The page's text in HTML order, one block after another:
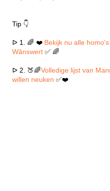
Tip 👇
ᐅ 1. 🌈 ❤️ Bekijk nu alle
Wânswert ✅ 🌈
ᐅ 2. 🍑🌈Volledige lijst van
willen neuken ✅❤️